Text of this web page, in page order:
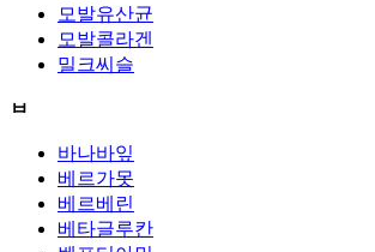
모발유산균
모발콜라겐
밀크씨슬
ㅂ
바나바잎
베르가못
베르베린
베타글루칸